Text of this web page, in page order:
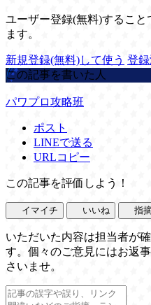
ユーザー登録(無料)するこ
ます。
新規登録(無料)して使う 登
この記事を書いた人
パワプロ攻略班
ポスト
LINEで送る
URLコピー
この記事を評価しよう！
イマイチ いいね 指
いただいた内容は担当者が
す。個々のご意見にはお返
さいませ。